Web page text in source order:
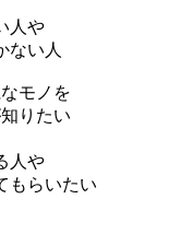
人や
ない人
モノを
りたい
人や
もらいたい